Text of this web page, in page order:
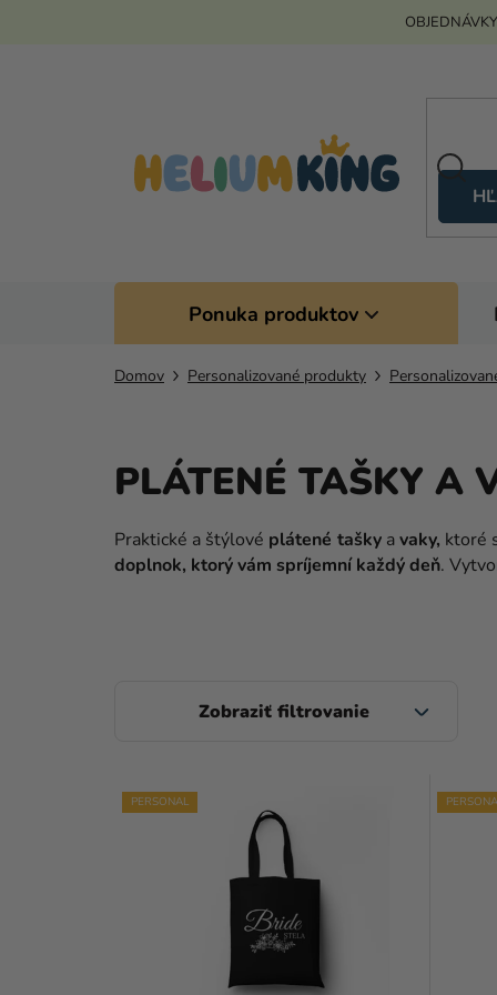
Ponuka produktov
Domov Personalizované produkty
PLÁTENÉ TAŠKY A
Praktické a štýlové plátené taškyavaky, ktoré
doplnok, ktorý vám spríjemní každý deň.
N
VPERSONAL